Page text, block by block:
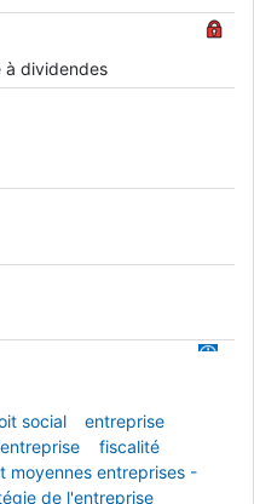
à dividendes
social
entreprise
fiscalité
moyennes entreprises -
de l'entreprise